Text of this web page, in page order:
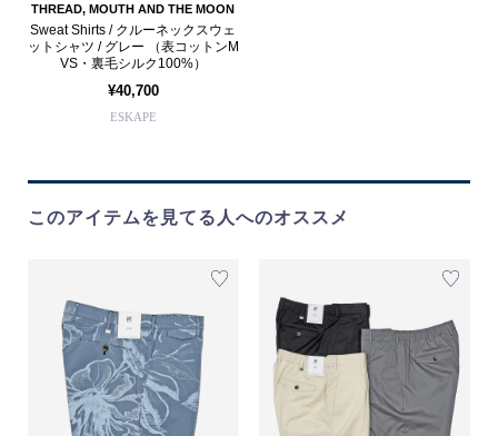
THREAD, MOUTH AND THE MOON
Sweat Shirts / クルーネックスウェ
ットシャツ / グレー （表コットンM
VS・裏毛シルク100%）
¥40,700
ESKAPE
このアイテムを見てる人へのオススメ